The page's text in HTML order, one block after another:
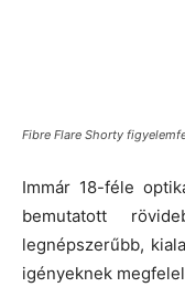
Fibre Flare Shorty
Immár 18-féle
bemutatott
legnépszerűbb,
igényeknek